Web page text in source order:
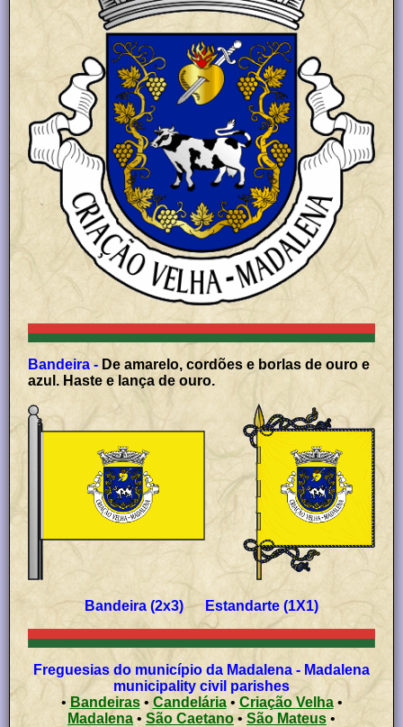
Bandeira - De amarelo, cordões e borlas de ouro e
azul. Haste e lança de ouro.
Bandeira (2x3) Estandarte (1X1)
Freguesias do município da Madalena - Madalena
municipality civil parishes
• Bandeiras• Candelária• Criação Velha•
Madalena • São Caetano• São Mateus •